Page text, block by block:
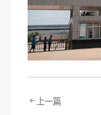
上一篇